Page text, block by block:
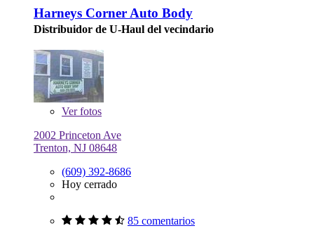
Harneys Corner Auto Body
Distribuidor de U-Haul del vecindario
Verfotos
2002 Princeton Ave
Trenton, NJ 08648
(609) 392-8686
Hoy cerrado
85 comentarios